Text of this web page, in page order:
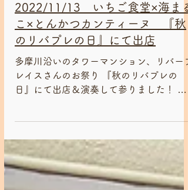
2022年11月13日
2022/11/13 いちご食堂×海まる
こ×とんかつカンティーヌ 『秋
多摩川沿いのタワーマンション、リバープ
レイスさんのお祭り 『秋のリバプレの
日』にて出店＆演奏して参りました！ 今
回はいちご食堂でいつもコラボしている海
まるこ食堂さんに加え、とんかつカンティ